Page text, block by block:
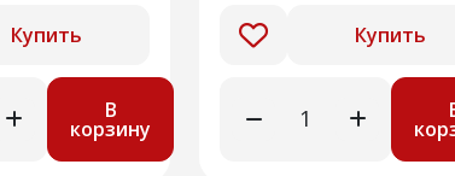
Купить
В
корзину
Купить